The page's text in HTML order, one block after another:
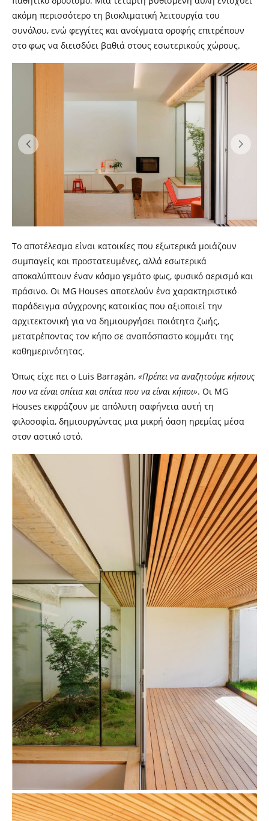
ακόμη περισσότερο τη βιοκλιματική λειτουργία του
συνόλου, ενώ φεγγίτες και ανοίγματα οροφής επιτρέπουν
στο φως να διεισδύει βαθιά στους εσωτερικούς χώρους.
Το αποτέλεσμα είναι κατοικίες που εξωτερικά μοιάζουν
συμπαγείς και προστατευμένες, αλλά εσωτερικά
αποκαλύπτουν έναν κόσμο γεμάτο φως, φυσικό αερισμό και
πράσινο. Οι MG Houses αποτελούν ένα χαρακτηριστικό
παράδειγμα σύγχρονης κατοικίας που αξιοποιεί την
αρχιτεκτονική για να δημιουργήσει ποιότητα ζωής,
μετατρέποντας τον κήπο σε αναπόσπαστο κομμάτι της
καθημερινότητας.
Όπως είχε πει ο Luis Barragán, «Πρέπει να αναζητούμε κήπους
που να είναι σπίτια και σπίτια που να είναι κήποι». Οι MG
Houses εκφράζουν με απόλυτη σαφήνεια αυτή τη
φιλοσοφία, δημιουργώντας μια μικρή όαση ηρεμίας μέσα
στον αστικό ιστό.